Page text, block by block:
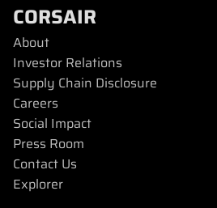
CORSAIR
About
Investor Relations
Supply Chain Disclosure
Careers
Social Impact
Press Room
Contact Us
Explorer